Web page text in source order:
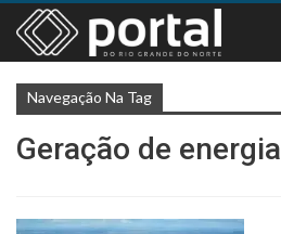
Navegação Na Tag
Geração de energia